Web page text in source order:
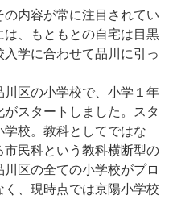
内容が常に注目されてい
、もともとの自宅は目黒
学に合わせて品川に引っ
区の小学校で、小学１年
スタートしました。スタ
校。教科としてではな
市民科という教科横断型の
区の全ての小学校がプロ
、現時点では京陽小学校